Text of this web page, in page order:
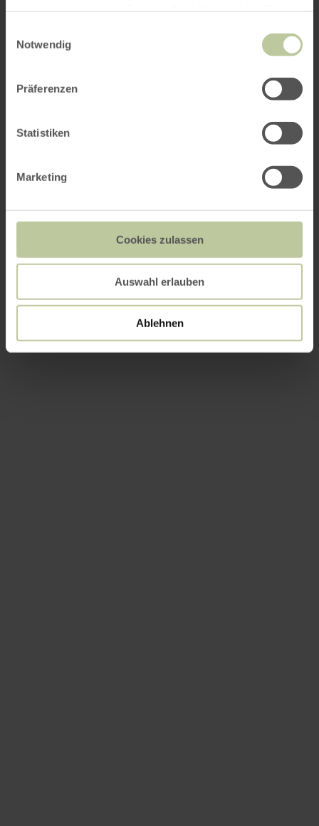
Notwendig
Präferenzen
Statistiken
Marketing
Cookies zulassen
Auswahl erlauben
Ablehnen